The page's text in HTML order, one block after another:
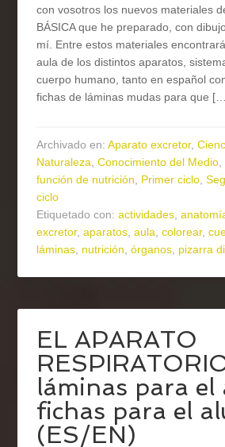
con vosotros los nuevos materiales
BÁSICA que he preparado, con
mí. Entre estos materiales
aula de los distintos aparatos,
cuerpo humano, tanto en español
fichas de láminas mudas para que
Archivado en:Aparato excretor,
Naturaleza,Conocimiento del Medio,
función de nutrición, Primer ciclo,
ciclo
Etiquetado con:actividades,
excretor,aparatos,aula,colorear,
láminas, nutrición,órganos, pizarra
EL APARATO
láminas para el
fichas para el
(ES/EN)